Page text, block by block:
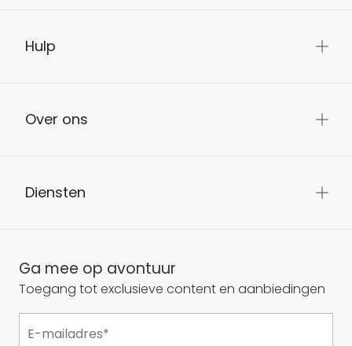
Hulp
Over ons
Diensten
Ga mee op avontuur
Toegang tot exclusieve content en aanbiedingen